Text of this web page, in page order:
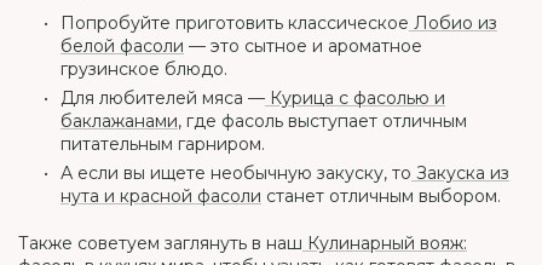
Попробуйте приготовить классическое Лобио из
белой фасоли — это сытное и ароматное
грузинское блюдо.
Для любителей мяса — Курица с фасолью и
баклажанами, где фасоль выступает отличным
питательным гарниром.
А если вы ищете необычную закуску, то Закуска из
нута и красной фасоли станет отличным выбором.
Также советуем заглянуть в наш Кулинарный вояж: